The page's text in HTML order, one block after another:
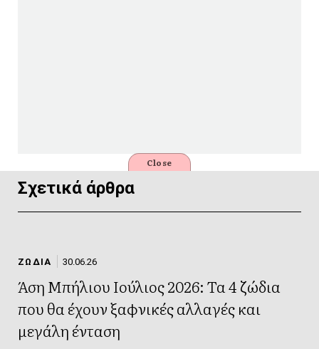
Σχετικά άρθρα
ΖΩΔΙΑ 30.06.26
Άση Μπήλιου Ιούλιος 2026: Τα 4 ζώδια
που θα έχουν ξαφνικές αλλαγές και
μεγάλη ένταση
Close